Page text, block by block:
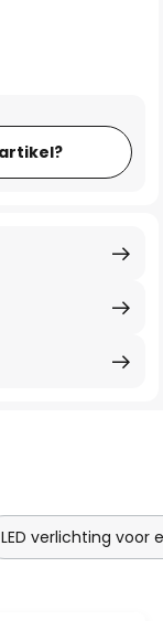
LED verlichting voor